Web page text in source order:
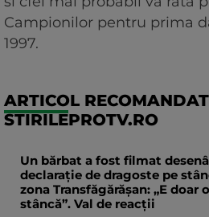
Campionilor pentru prima
1997.
ARTICOL
STIRILEPROTV.RO
Un bărbat a fost filmat
declaraţie de dragoste pe
zona Transfăgărăşan: „E doar o
stâncă”. Val de reacții